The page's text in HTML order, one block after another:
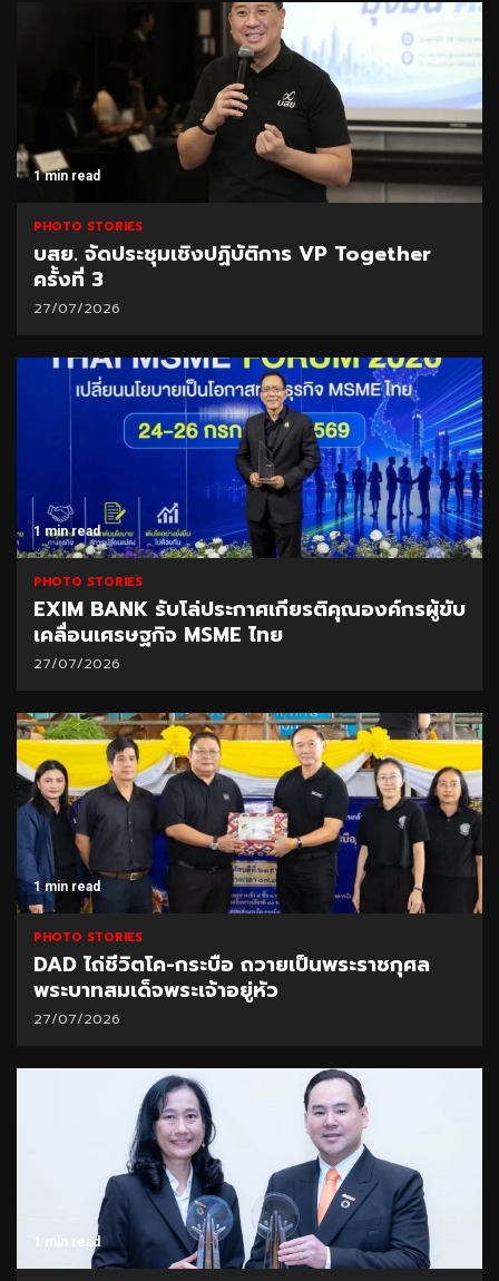
1 min read
PHOTO STORIES
บสย. จัดประชุมเชิงปฏิบัติการ VP Together
ครั้งที่ 3
27/07/2026
1 min read
PHOTO STORIES
EXIM BANK รับโล่ประกาศเกียรติคุณองค์กรผู้ขับ
เคลื่อนเศรษฐกิจ MSME ไทย
27/07/2026
1 min read
PHOTO STORIES
DAD ไถ่ชีวิตโค-กระบือ ถวายเป็นพระราชกุศล
พระบาทสมเด็จพระเจ้าอยู่หัว
27/07/2026
1 min read